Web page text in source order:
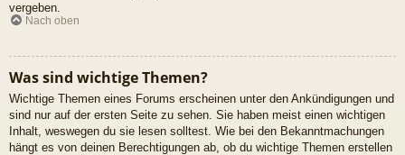
vergeben.
Nach oben
Was sind wichtige Themen?
Wichtige Themen eines Forums erscheinen unter den Ankündigungen und
sind nur auf der ersten Seite zu sehen. Sie haben meist einen wichtigen
Inhalt, weswegen du sie lesen solltest. Wie bei den Bekanntmachungen
hängt es von deinen Berechtigungen ab, ob du wichtige Themen erstellen